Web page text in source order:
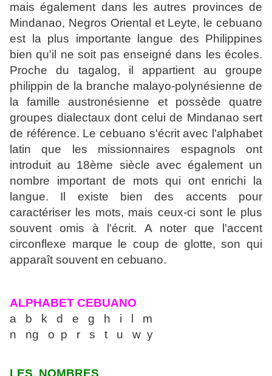
mais également dans les autres provinces de
Mindanao, Negros Oriental et Leyte, le cebuano
est la plus importante langue des Phi lippines
bien qu'il ne soit pas enseigné dans les écoles.
Proche du tagalog, il appartient au groupe
philippin de la branche malayo-polynésienne de
la famille austronésienne et possède quatre
groupes dialectaux dont celui de Mindanao sert
de référence. Le cebuano s'écritavec l'alphabet
latin que les missionnaires espagnols ont
introduit au 18ème siècle avec également un
nombre important de mots qui ont enrichi la
langue. Il existe bien des accents pour
caractériser les mots, mais ceux-ci sont le plus
souvent omis à l'écrit. A noter que l'accent
circonflexe marque le coup de glotte, son qui
apparaît souvent en cebuano.
ALPHABET CEBUANO
a b k d e g h i l m
n ng o p r s t u w y
LES NOMBRES